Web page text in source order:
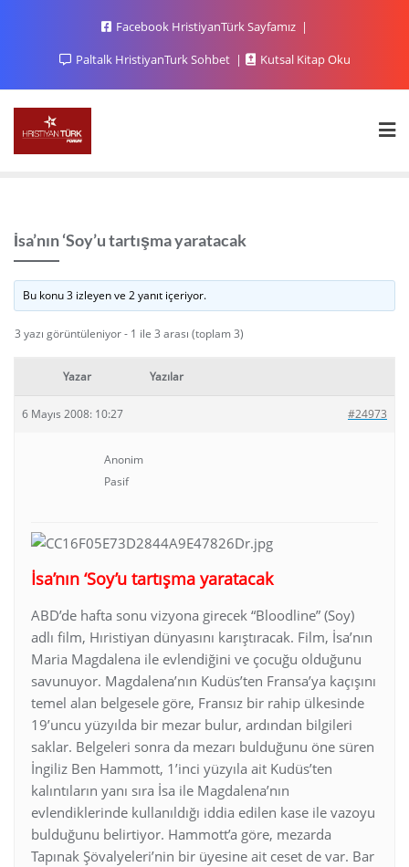
Facebook HristiyanTürk Sayfamız
Paltalk HristiyanTurk Sohbet
Kutsal Kitap Oku
İsa’nın ‘Soy’u tartışma yaratacak
Bu konu 3 izleyen ve 2 yanıt içeriyor.
3 yazı görüntüleniyor - 1 ile 3 arası (toplam 3)
Yazar Yazılar
6 Mayıs 2008: 10:27 #24973
Anonim
Pasif
İsa’nın ‘Soy’u tartışma yaratacak
ABD’de hafta sonu vizyona girecek “Bloodline” (Soy)
adlı film, Hıristiyan dünyasını karıştıracak. Film, İsa’nın
Maria Magdalena ile evlendiğini ve çocuğu olduğunu
savunuyor. Magdalena’nın Kudüs’ten Fransa’ya kaçışını
temel alan belgesele göre, Fransız bir rahip ülkesinde
19’uncu yüzyılda bir mezar bulur, ardından bilgileri
saklar. Belgeleri sonra da mezarı bulduğunu öne süren
İngiliz Ben Hammott, 1’inci yüzyıla ait Kudüs’ten
kalıntıların yanı sıra İsa ile Magdalena’nın
evlendiklerinde kullanıldığı iddia edilen kase ile vazoyu
bulduğunu belirtiyor. Hammott’a göre, mezarda
Tapınak Şövalyeleri’nin bir üyesine ait ceset de var. Bar